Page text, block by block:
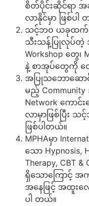
စိတ်ပိုင်းဆိုင်ရာ အ
လာနိုင်မှာ ဖြစ်ပါ
သင့်ဘဝ ယခုထက်ပို
သီးသန့်ပြုလုပ်တဲ့ သ
Workshop တွေ၊
နဲ့ စာအုပ်တွေကို လ
အပြုသဘောဆောင်
မည့်
Network ကော
လာမှာဖြစ်ပြီး
ဖြစ်ပါတယ်။
MPHAမှာ
သော Hypnosis,
Therapy, CBT
ရှိသောကြောင့် အ
အနေဖြင့် အထူးလျ
ပါ တယ်။